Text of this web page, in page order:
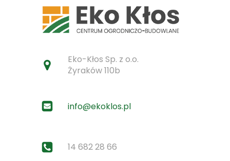
Eko-Kłos Sp. z o.o.
Żyraków 110b
info@ekoklos.pl
14 682 28 66